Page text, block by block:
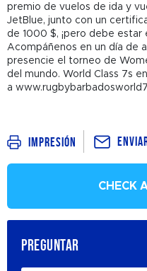
premio de vuelos de ida y
JetBlue, junto con un
de 1000 $, ¡pero debe estar
Acompáñenos en un día de
presencie el torneo de
del mundo. World Class 7s
a
Impresión
CHECK
PREGUNTAR